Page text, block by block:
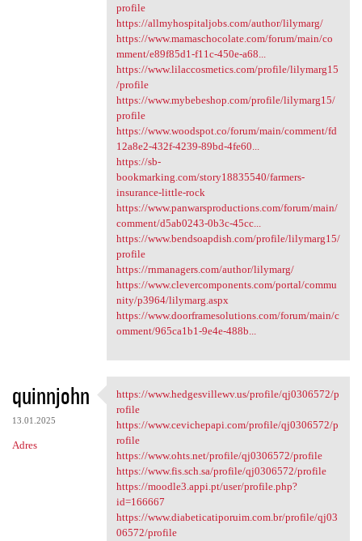
profile
https://allmyhospitaljobs.com/author/lilymarg/
https://www.mamaschocolate.com/forum/main/co
mment/e89f85d1-f11c-450e-a68...
https://www.lilaccosmetics.com/profile/lilymarg15
/profile
https://www.mybebeshop.com/profile/lilymarg15/
profile
https://www.woodspot.co/forum/main/comment/fd
12a8e2-432f-4239-89bd-4fe60...
https://sb-
bookmarking.com/story18835540/farmers-
insurance-little-rock
https://www.panwarsproductions.com/forum/main/
comment/d5ab0243-0b3c-45cc...
https://www.bendsoapdish.com/profile/lilymarg15/
profile
https://rnmanagers.com/author/lilymarg/
https://www.clevercomponents.com/portal/commu
nity/p3964/lilymarg.aspx
https://www.doorframesolutions.com/forum/main/c
omment/965ca1b1-9e4e-488b...
quinnjohn
13.01.2025
Adres
https://www.hedgesvillewv.us
https://www.hedgesvillewv.us/profile/qj0306572/p
rofile
https://www.cevichepapi.com/profile/qj0306572/p
rofile
https://www.ohts.net/profile/qj0306572/profile
https://www.fis.sch.sa/profile/qj0306572/profile
https://moodle3.appi.pt/user/profile.php?
id=166667
https://www.diabeticatiporuim.com.br/profile/qj03
06572/profile